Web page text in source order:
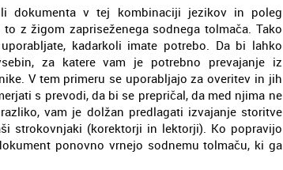
dokumenta v tej kombinaciji jezikov in poleg
z žigom zapriseženega sodnega tolmača. Tako
kadarkoli imate potrebo. Da bi lahko
za katere vam je potrebno prevajanje iz
V tem primeru se uporabljajo za overitev in jih
s prevodi, da bi se prepričal, da med njima ne
vam je dolžan predlagati izvajanje storitve
strokovnjaki (korektorji in lektorji). Ko popravijo
ponovno vrnejo sodnemu tolmaču, ki ga